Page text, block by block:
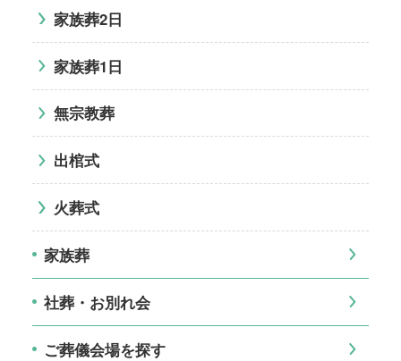
家族葬2日
家族葬1日
無宗教葬
出棺式
火葬式
家族葬
社葬・お別れ会
ご葬儀会場を探す